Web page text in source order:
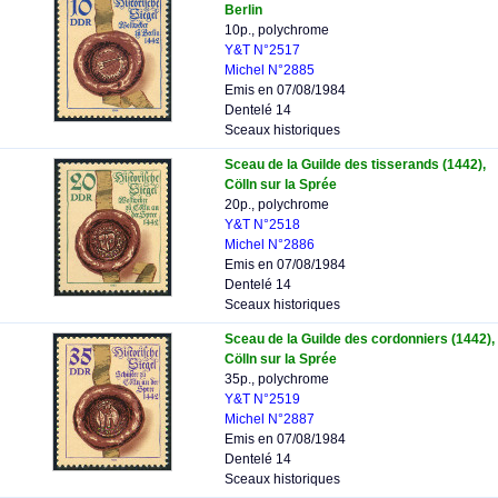
Berlin
10p., polychrome
Y&T N°2517
Michel N°2885
Emis en 07/08/1984
Dentelé 14
Sceaux historiques
Sceau de la Guilde des tisserands (1442),
Cölln sur la Sprée
20p., polychrome
Y&T N°2518
Michel N°2886
Emis en 07/08/1984
Dentelé 14
Sceaux historiques
Sceau de la Guilde des cordonniers (1442),
Cölln sur la Sprée
35p., polychrome
Y&T N°2519
Michel N°2887
Emis en 07/08/1984
Dentelé 14
Sceaux historiques